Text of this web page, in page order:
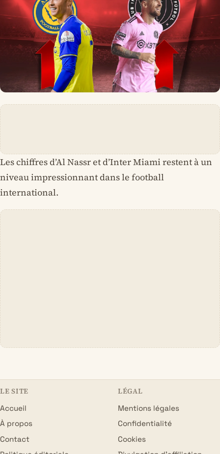
Les chiffres d’Al Nassr et d’Inter Miami restent à un
niveau impressionnant dans le football
international.
LE SITE
Accueil
À propos
Contact
LÉGAL
Mentions légales
Confidentialité
Cookies